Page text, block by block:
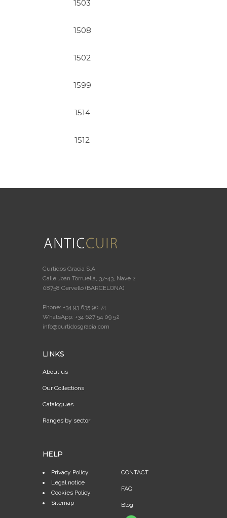
1503
1508
1502
1599
1514
1512
Curtidos Gracia S.A
Calle Joan Torruella, 37-43, Nave 2
08758 Cervelló (BARCELONA)
Phone: +34 93 635 90 74
WhatsApp: +34 627 54 09 52
info@curtidosgracia.com
LINKS
About us
Our Collections
Catalogues
Ranges by sector
HELP
Privacy Policy
Legal notice
Cookies Policy
Sitemap
CONTACT
FAQ
Blog